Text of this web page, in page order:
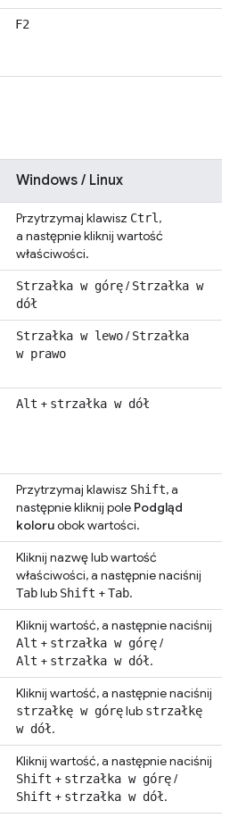
F2
Windows / Linux
Przytrzymaj klawisz Ctrl ,
a następnie kliknij wartość
właściwości.
Strzałka w górę/ Strzałka w
dół
Strzałka w lewo/ Strzałka
w prawo
Alt + strzałka w dół
Przytrzymaj klawisz Shift, a
następnie kliknij pole Podgląd
koloruobok wartości.
Kliknij nazwę lub wartość
właściwości, a następnie naciśnij
Tablub Shift +Tab.
Kliknij wartość, a następnie naciśnij
Alt + strzałka w górę/
Alt + strzałka w dół.
Kliknij wartość, a następnie naciśnij
strzałkę w góręlub strzałkę
w dół.
Kliknij wartość, a następnie naciśnij
Shift + strzałka w górę/
Shift + strzałka w dół.